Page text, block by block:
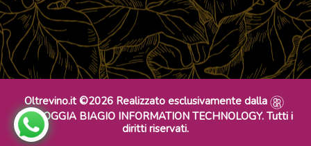
Oltrevino.it ©2026 Realizzato esclusivamente dalla
DR ROGGIA BIAGIO INFORMATION TECHNOLOGY. Tutti i
diritti riservati.